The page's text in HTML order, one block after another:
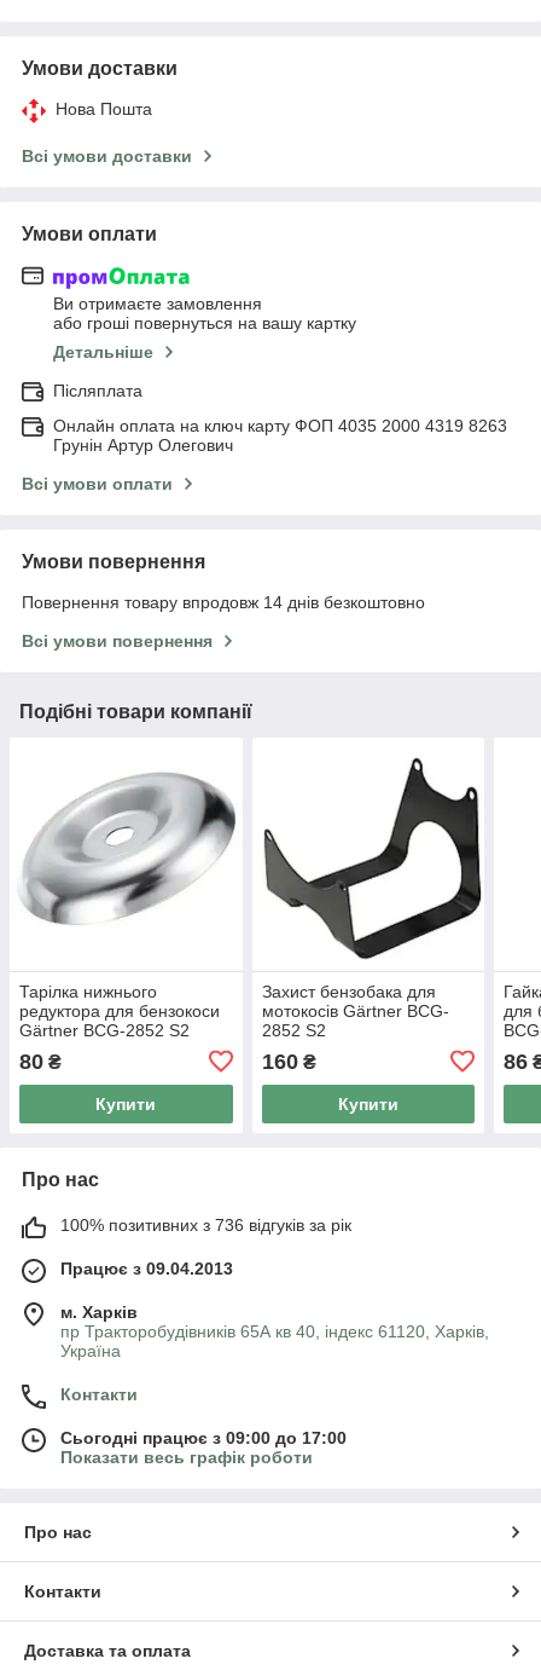
Умови доставки
Нова Пошта
Всі умови доставки
Умови оплати
Ви отримаєте замовлення
або гроші повернуться на вашу картку
Детальніше
Післяплата
Онлайн оплата на ключ карту ФОП 4035 2000 4319 8263
Грунін Артур Олегович
Всі умови оплати
Умови повернення
Повернення товару впродовж 14 днів безкоштовно
Всі умови повернення
Подібні товари компанії
Тарілка нижнього
редуктора для бензокоси
Gärtner BCG-2852 S2
80 ₴
Купити
Захист бензобака для
мотокосів Gärtner BCG-
2852 S2
160₴
Купити
для
86
Про нас
100% позитивних з 736 відгуків за рік
Працює з 09.04.2013
м. Харків
пр Тракторобудівників 65А кв 40, індекс 61120, Харків,
Україна
Контакти
Сьогодні працює з 09:00 до 17:00
Показати весь графік роботи
Про нас
Контакти
Доставка та оплата